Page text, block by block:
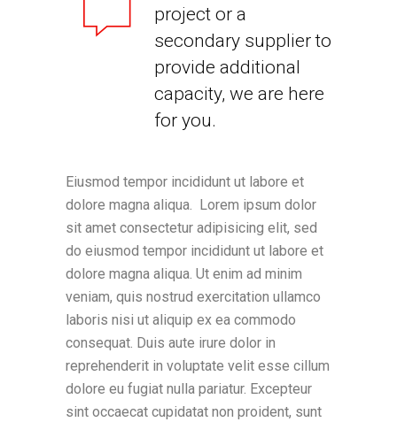
project or a
secondary supplier to
provide additional
capacity, we are here
for you.
Eiusmod tempor incididunt ut labore et
dolore magna aliqua. Lorem ipsum dolor
sit amet consectetur adipisicing elit, sed
do eiusmod tempor incididunt ut labore et
dolore magna aliqua. Ut enim ad minim
veniam, quis nostrud exercitation ullamco
laboris nisi ut aliquip ex ea commodo
consequat. Duis aute irure dolor in
reprehenderit in voluptate velit esse cillum
dolore eu fugiat nulla pariatur. Excepteur
sint occaecat cupidatat non proident, sunt